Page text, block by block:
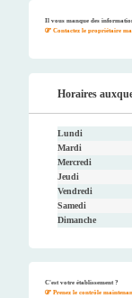
Il vous manque des
Contactez le propriétaire
Horaires
Lundi
Mardi
Mercredi
Jeudi
Vendredi
Samedi
Dimanche
C'est votre établissement ?
Prenez le contrôle